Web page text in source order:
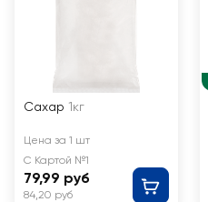
Сахар 1кг
Цена за 1 шт
С Картой №1
79,99 руб
84,20 руб